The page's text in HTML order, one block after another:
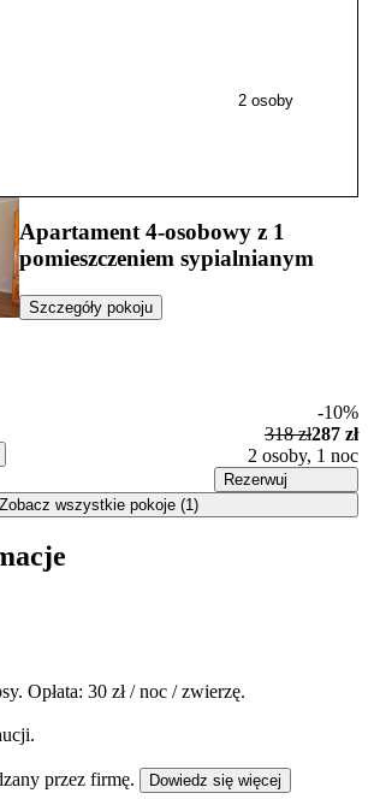
2 osoby
Apartament 4-osobowy z 1
pomieszczeniem sypialnianym
Szczegóły pokoju
-10%
318 zł287 zł
2 osoby, 1 noc
Rezerwuj
Zobacz wszystkie pokoje (1)
Opłata: 30 zł / noc / zwierzę.
przez firmę.
Dowiedz się więcej